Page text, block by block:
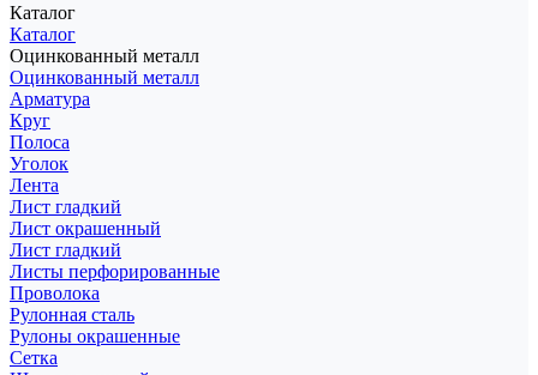
Каталог
Каталог
Оцинкованный металл
Оцинкованный металл
Арматура
Круг
Полоса
Уголок
Лента
Лист гладкий
Лист окрашенный
Лист гладкий
Листы перфорированные
Проволока
Рулонная сталь
Рулоны окрашенные
Сетка